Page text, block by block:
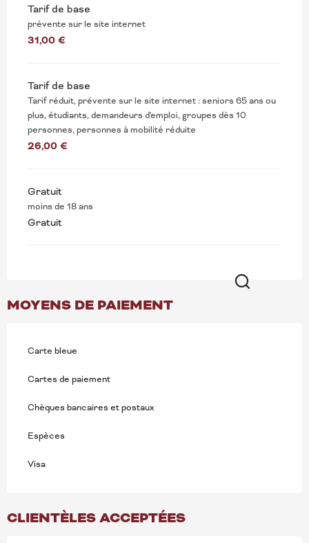
Tarif de base
prévente sur le site internet
31,00 €
Tarif de base
Tarif réduit, prévente sur le site internet : seniors 65 ans ou
plus, étudiants, demandeurs d'emploi, groupes dès 10
personnes, personnes à mobilité réduite
26,00 €
Gratuit
moins de 18 ans
Gratuit
MOYENS DE PAIEMENT
Carte bleue
Cartes de paiement
Chèques bancaires et postaux
Espèces
Visa
CLIENTÈLES ACCEPTÉES